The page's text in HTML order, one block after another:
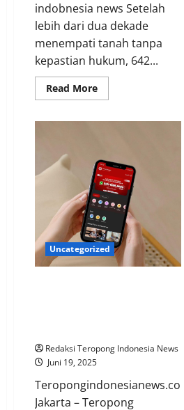
indobnesia news Setelah
lebih dari dua dekade
menempati tanah tanpa
kepastian hukum, 642...
Read MoreRead
more
untuk
Transmigran
di
Sukabumi,
Wamen
Ossy:
Ini
Pengakuan
Negara
Uncategorized
Redaksi Teropong Indonesia News
Juni 19, 2025
Teropongindonesianews.com
Jakarta – Teropong